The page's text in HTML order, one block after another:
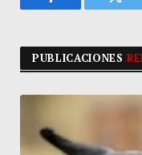
Facebook
PUBLICACIONES